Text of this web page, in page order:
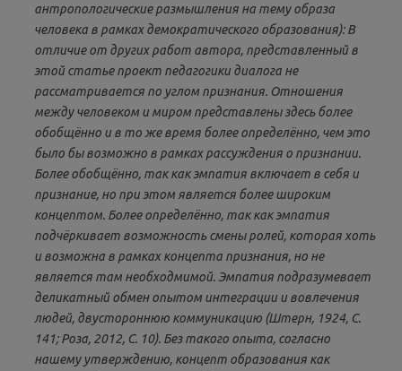
антропологические размышления на тему образа
человека в рамках демократического образования): В
отличие от других работ автора, представленный в
этой статье проект педагогики диалога не
рассматривается по углом признания. Отношения
между человеком и миром представлены здесь более
обобщённо и в то же время более определённо, чем это
было бы возможно в рамках рассуждения о признании.
Более обобщённо, так как эмпатия включает в себя и
признание, но при этом является более широким
концептом. Более определённо, так как эмпатия
подчёркивает возможность смены ролей, которая хоть
и возможна в рамках концепта признания, но не
является там необходмимой. Эмпатия подразумевает
деликатный обмен опытом интеграции и вовлечения
людей, двустороннюю коммуникацию (Штерн, 1924, С.
141; Роза, 2012, С. 10). Без такого опыта, согласно
нашему утверждению, концепт образования как